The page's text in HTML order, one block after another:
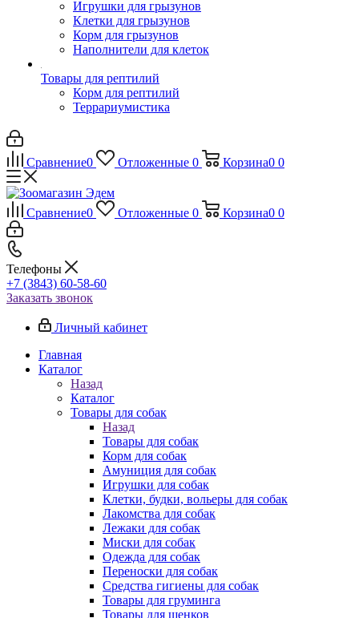
Игрушки для грызунов
Клетки для грызунов
Корм для грызунов
Наполнители для клеток
Товары для рептилий
Корм для рептилий
Террариумистика
Сравнение0 Отложенные 0 Корзина0 0
Сравнение0 Отложенные 0 Корзина0 0
Телефоны
+7 (3843) 60-58-60
Заказать звонок
Личный кабинет
Главная
Каталог
Назад
Каталог
Товары для собак
Назад
Товары для собак
Корм для собак
Амуниция для собак
Игрушки для собак
Клетки, будки, вольеры для собак
Лакомства для собак
Лежаки для собак
Миски для собак
Одежда для собак
Переноски для собак
Средства гигиены для собак
Товары для груминга
Товары для щенков